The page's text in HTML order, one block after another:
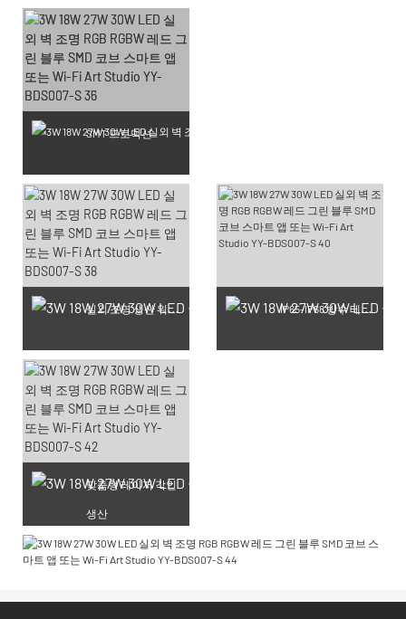
SMT 프로덕션
실외 조명 생산 워크숍 IP65-IP68 방수 테스트 완료 제품
맞춤형 레이저 각인
생산